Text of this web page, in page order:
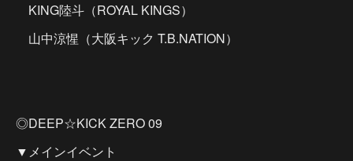
KING陸斗（ROYAL KINGS）
山中涼惺（大阪キック T.B.NATION）
◎DEEP☆KICK ZERO 09
▼メインイベント